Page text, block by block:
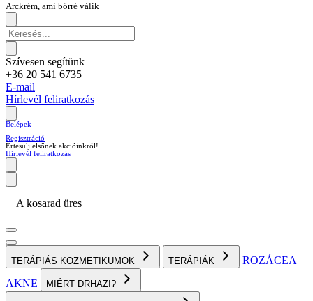
Arckrém, ami bőrré válik
Szívesen segítünk
+36 20 541 6735
E-mail
Hírlevél feliratkozás
Belépek
Regisztráció
Értesülj elsőnek akcióinkról!
Hírlevél feliratkozás
A kosarad üres
TERÁPIÁS KOZMETIKUMOK TERÁPIÁK
ROZÁCEA
AKNE
MIÉRT DRHAZI?